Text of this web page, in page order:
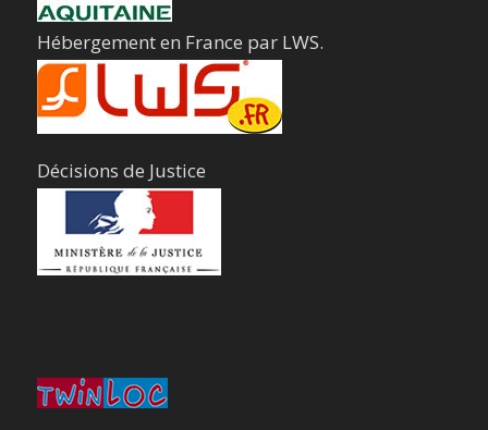
Hébergement en France par LWS.
Décisions de Justice